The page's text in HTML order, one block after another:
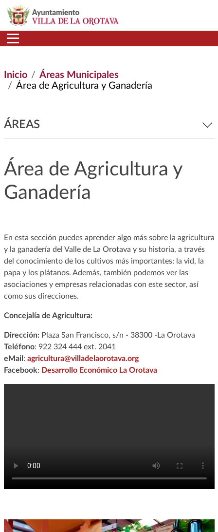
Pasar al contenido principal
Inicio
Áreas Municipales
Área de Agricultura y Ganadería
ÁREAS
Área de Agricultura y
Ganadería
En esta sección puedes aprender algo más sobre la agricultura
y la ganadería del Valle de La Orotava y su historia, a través
del conocimiento de los cultivos más importantes: la vid, la
papa y los plátanos. Además, también podemos ver las
asociaciones y empresas relacionadas con este sector, así
como sus direcciones.
Concejalía de Agricultura:
Dirección:Plaza San Francisco, s/n - 38300 -La Orotava
Teléfono: 922 324 444 ext. 2041
eMail : agricultura@villadelaorotava.org
Facebook: Desarrollo Económico La Orotava